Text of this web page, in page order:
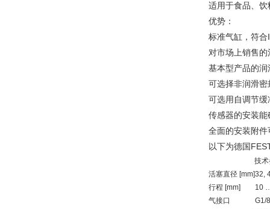
适用于食品、
优势：
标准气缸，符
对市场上销售
基本型产品的
可选择非润滑
可选用自调节缓
传感器的安装
全面的安装附
以下为德国
技
活塞直径 [mm]32,
行程 [mm]
10
气接口
G1/